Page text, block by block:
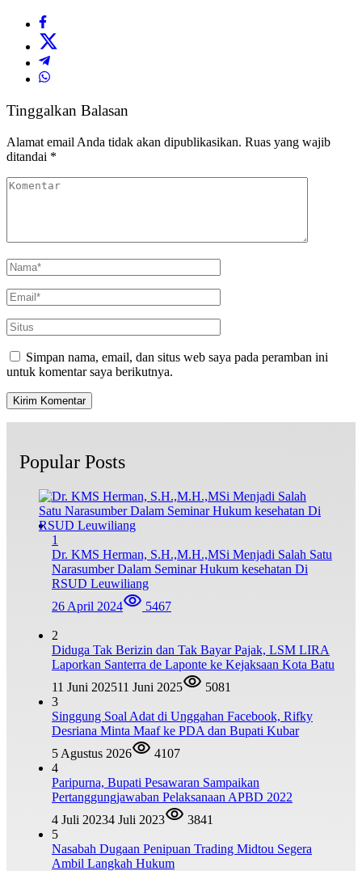
Tinggalkan Balasan
Alamat email Anda tidak akan dipublikasikan. Ruas yang wajib
ditandai *
Simpan nama, email, dan situs web saya pada peramban ini
untuk komentar saya berikutnya.
Popular Posts
1
Dr. KMS Herman, S.H.,M.H.,MSi Menjadi Salah Satu
Narasumber Dalam Seminar Hukum kesehatan Di
RSUD Leuwiliang
26 April 2024
5467
2
Diduga Tak Berizin dan Tak Bayar Pajak, LSM LIRA
Laporkan Santerra de Laponte ke Kejaksaan Kota Batu
11 Juni 202511 Juni 2025
5081
3
Singgung Soal Adat di Unggahan Facebook, Rifky
Desriana Minta Maaf ke PDA dan Bupati Kubar
5 Agustus 2026
4107
4
Paripurna, Bupati Pesawaran Sampaikan
Pertanggungjawaban Pelaksanaan APBD 2022
4 Juli 20234 Juli 2023
3841
5
Nasabah Dugaan Penipuan Trading Midtou Segera
Ambil Langkah Hukum